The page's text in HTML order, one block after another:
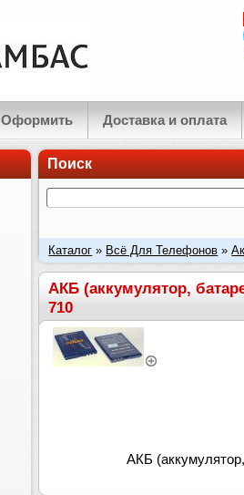
Оформить Доставка и оплата
Поиск
Каталог » Всё Для Телефонов »
Slide, 3600 slide, 3710 Fold, 7020,
АКБ (аккумулятор,
710
АКБ